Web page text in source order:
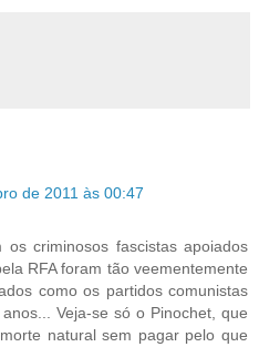
de 2011 às 00:47
criminosos fascistas apoiados
RFA foram tão veementemente
como os partidos comunistas
Veja-se só o Pinochet, que
natural sem pagar pelo que